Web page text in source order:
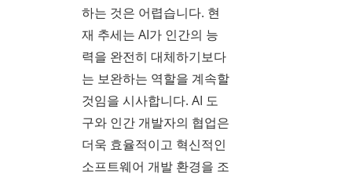
하는 것은 어렵습니다. 현
재 추세는 AI가 인간의 능
력을 완전히 대체하기보다
는 보완하는 역할을 계속할
것임을 시사합니다. AI 도
구와 인간 개발자의 협업은
더욱 효율적이고 혁신적인
소프트웨어 개발 환경을 조